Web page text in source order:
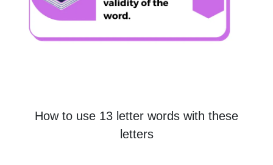
How to use 13 letter words with these
letters